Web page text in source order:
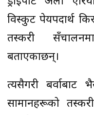
विस्कुट पेयपदार्थ
तस्करी
बताएकाछन्।
त्यसैगरी बर्वाबाट
सामानहरूको